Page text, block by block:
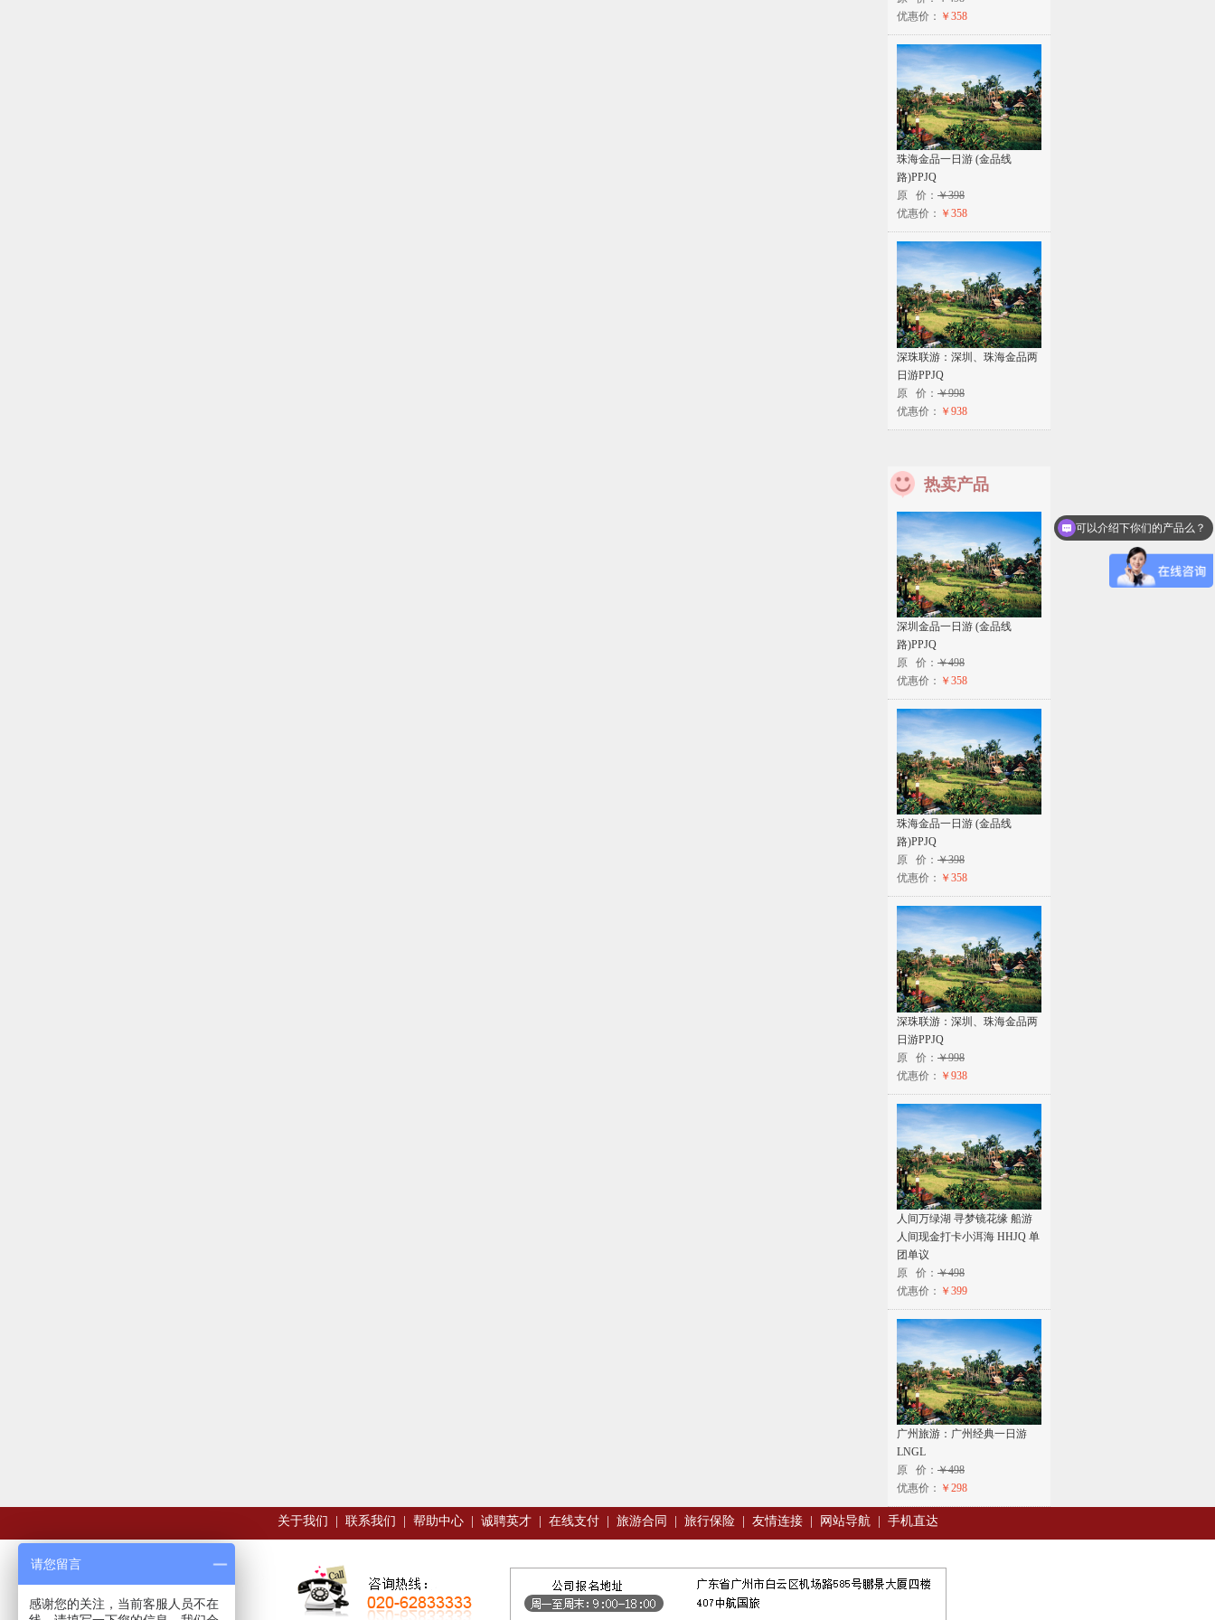
优惠价： ￥358
珠海金品一日游 (金品线
路)PPJQ
原 价： ￥398
优惠价： ￥358
深珠联游：深圳、珠海金品两
日游PPJQ
原 价： ￥998
优惠价： ￥938
热卖产品
深圳金品一日游 (金品线
路)PPJQ
原 价： ￥498
优惠价： ￥358
珠海金品一日游 (金品线
路)PPJQ
原 价： ￥398
优惠价： ￥358
深珠联游：深圳、珠海金品两
日游PPJQ
原 价： ￥998
优惠价： ￥938
人间万绿湖 寻梦镜花缘 船游
人间现金打卡小洱海 HHJQ 单
团单议
原 价： ￥498
优惠价： ￥399
广州旅游：广州经典一日游
LNGL
原 价： ￥498
优惠价： ￥298
关于我们 联系我们 帮助中心 诚聘英才 在线支付 旅游合同 旅行保险 友情连接 网站导航 手机直达
可以介绍下你们的产品么？
你们是怎么收费的呢？
请您留言
感谢您的关注，当前客服人员不在